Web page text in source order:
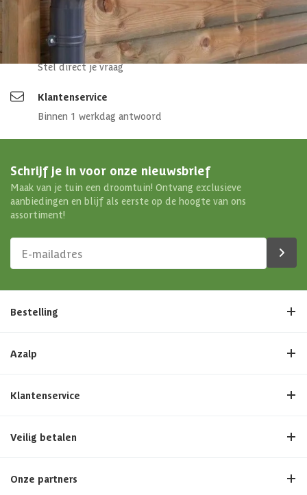
Direct antwoord
Chat met ons
Stel direct je vraag
Klantenservice
Binnen 1 werkdag antwoord
Schrijf je in voor onze nieuwsbrief
Maak van je tuin een droomtuin! Ontvang exclusieve
aanbiedingen en blijf als eerste op de hoogte van ons
assortiment!
Bestelling
Azalp
Klantenservice
Veilig betalen
Onze partners